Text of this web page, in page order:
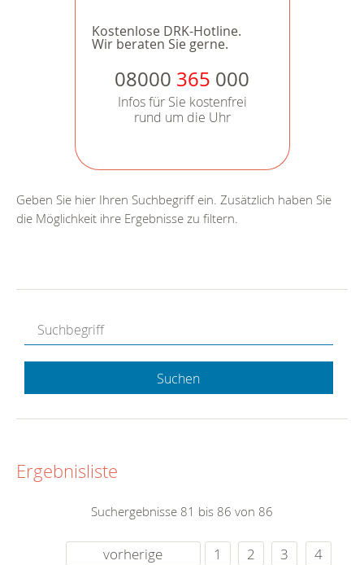
Kostenlose DRK-Hotline.
Wir beraten Sie gerne.
08000 365 000
Infos für Sie kostenfrei
rund um die Uhr
Geben Sie hier Ihren Suchbegriff ein. Zusätzlich haben Sie
die Möglichkeit ihre Ergebnisse zu filtern.
Suchen
Ergebnisliste
Suchergebnisse 81 bis 86 von 86
vorherige 1 2 3
4